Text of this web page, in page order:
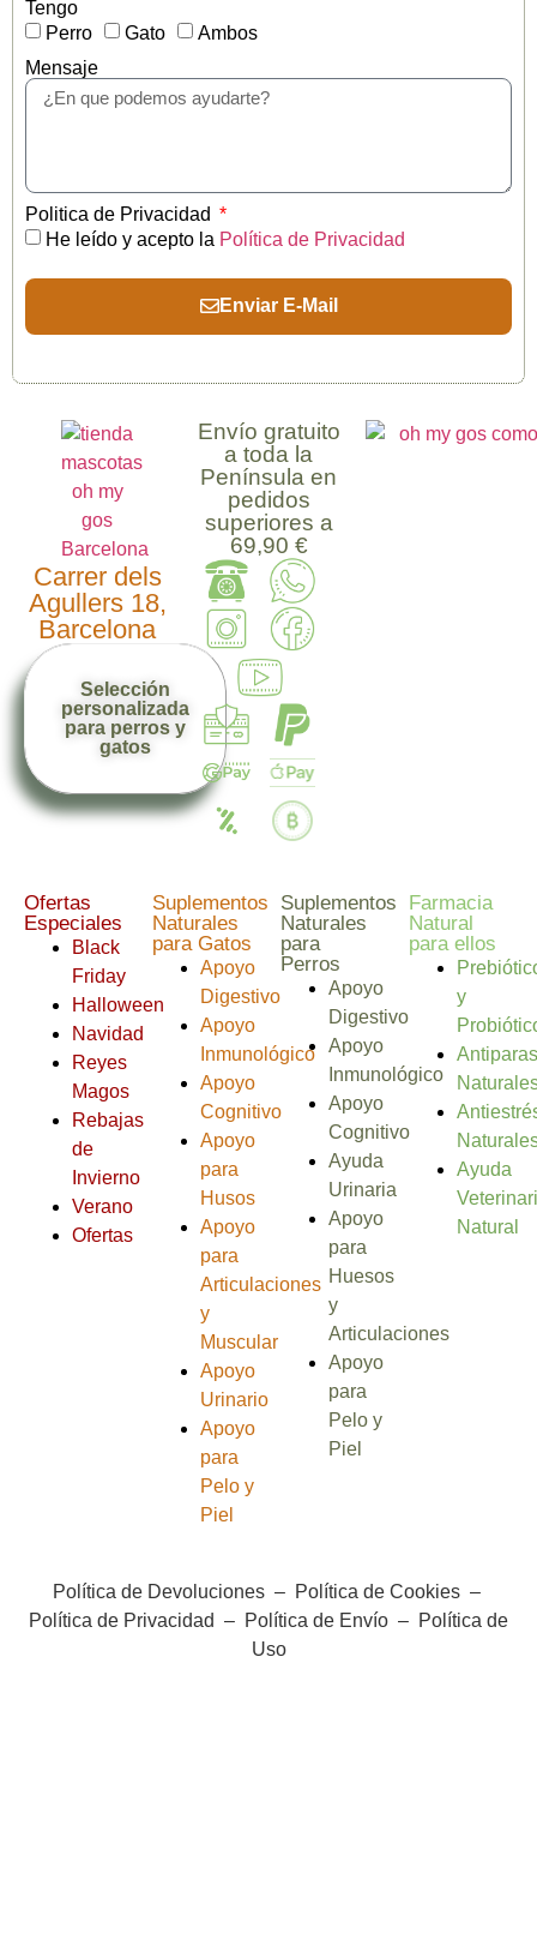
Tengo
Perro
Gato
Ambos
Mensaje
Politica de Privacidad
He leído y acepto la Política de Privacidad
Enviar E-Mail
Carrer dels
Agullers 18,
Barcelona
Selección
personalizada
para perros y
gatos
Envío gratuito
a toda la
Península en
pedidos
superiores a
69,90 €
Ofertas
Especiales
Black
Friday
Halloween
Navidad
Reyes
Magos
Rebajas
de
Invierno
Verano
Ofertas
Suplementos
Naturales
para Gatos
Apoyo
Digestivo
Apoyo
Inmunológico
Apoyo
Cognitivo
Apoyo
para
Husos
Apoyo
para
Articulaciones
y
Muscular
Apoyo
Urinario
Apoyo
para
Pelo y
Piel
Suplementos
Naturales
para
Perros
Apoyo
Digestivo
Apoyo
Inmunológico
Apoyo
Cognitivo
Ayuda
Urinaria
Apoyo
para
Huesos
y
Articulaciones
Apoyo
para
Pelo y
Piel
Farmacia
Natural
para ellos
y
Ayuda
Natural
Política de Devoluciones– Política de Cookies–
Política de Privacidad – Política de Envío – Política de
Uso